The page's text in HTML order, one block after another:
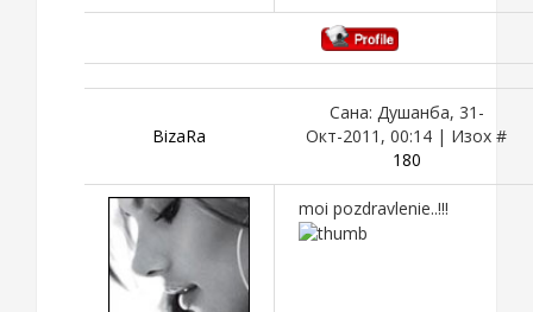
BizaRa
Сана: Душанба, 31-
Окт-2011, 00:14 | Изох #
180
moi pozdravlenie..!!!